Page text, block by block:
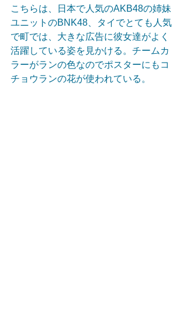
こちらは、日本で人気のAKB48の姉妹
ユニットのBNK48、タイでとても人気
で町では、大きな広告に彼女達がよく
活躍している姿を見かける。チームカ
ラーがランの色なのでポスターにもコ
チョウランの花が使われている。